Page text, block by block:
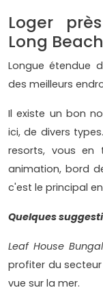
Loger
Long Beach
Longue étendue
des meilleurs
Il existe un bon
ici, de divers
resorts, vous en
animation, bord
c'est le principal
Quelques
Leaf House
profiter du
vue sur la mer.